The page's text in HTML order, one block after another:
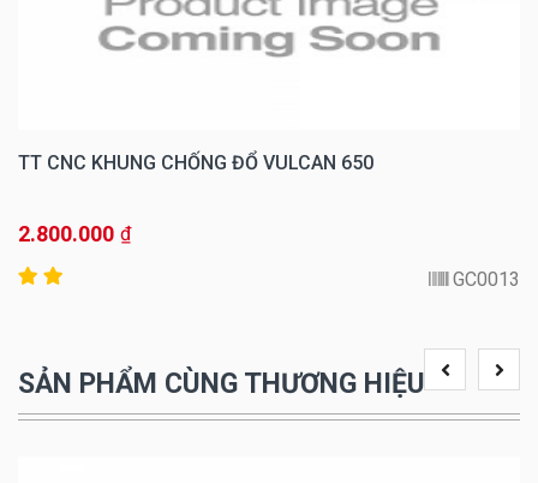
TT CNC KHUNG CHỐNG ĐỔ VULCAN 650
2.800.000 ₫
GC0013
SẢN PHẨM CÙNG THƯƠNG HIỆU